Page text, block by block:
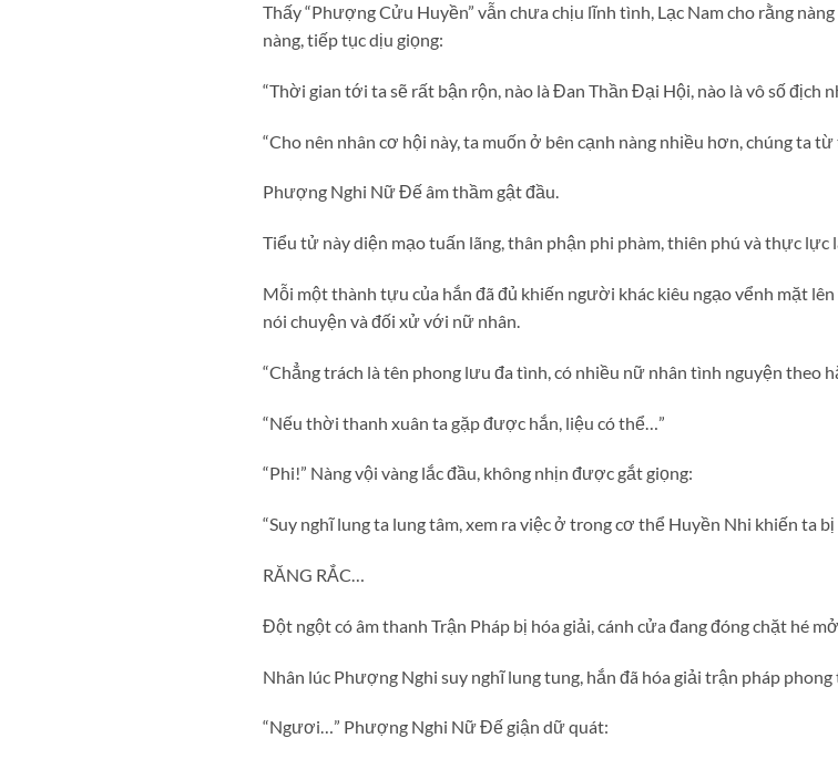
Thấy “Phượng Cửu Huyền” vẫn chưa chịu lĩnh tình, Lạc Nam cho rằng
nàng, tiếp tục dịu giọng:
“Thời gian tới ta sẽ rất bận rộn, nào là Đan Thần Đại Hội, nào là vô số địch
“Cho nên nhân cơ hội này, ta muốn ở bên cạnh nàng nhiều hơn, chúng ta
Phượng Nghi Nữ Đế âm thầm gật đầu.
Tiểu tử này diện mạo tuấn lãng, thân phận phi phàm, thiên phú và thực
Mỗi một thành tựu của hắn đã đủ khiến người khác kiêu ngạo vểnh mặt
nói chuyện và đối xử với nữ nhân.
“Chẳng trách là tên phong lưu đa tình, có nhiều nữ nhân tình nguyện theo
“Nếu thời thanh xuân ta gặp được hắn, liệu có thể…”
“Phi!” Nàng vội vàng lắc đầu, không nhịn được gắt giọng:
“Suy nghĩ lung ta lung tâm, xem ra việc ở trong cơ thể Huyền Nhi khiến ta
RĂNG RẮC…
Đột ngột có âm thanh Trận Pháp bị hóa giải, cánh cửa đang đóng chặt hé
Nhân lúc Phượng Nghi suy nghĩ lung tung, hắn đã hóa giải trận pháp phong
“Ngươi…” Phượng Nghi Nữ Đế giận dữ quát: